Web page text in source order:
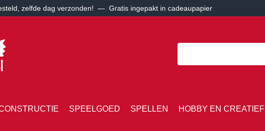
zelfde dag verzonden! — Gratis ingepakt in cadeaupapier
SPEELGOED SPELLEN HOBBY EN CREATIEF